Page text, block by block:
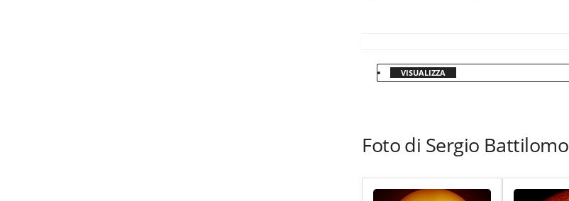
VISUALIZZA
Foto di Sergio Battilomo